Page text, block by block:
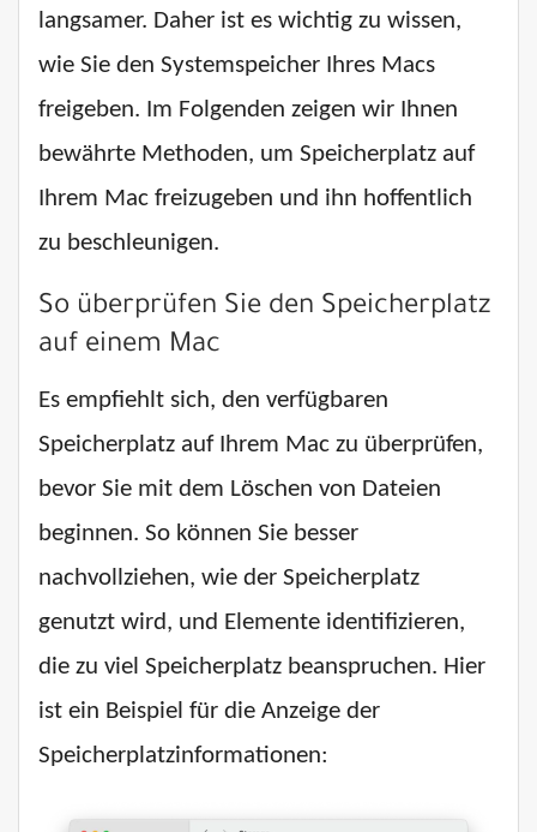
langsamer. Daher ist es wichtig zu wissen,
wie Sie den Systemspeicher Ihres Macs
freigeben. Im Folgenden zeigen wir Ihnen
bewährte Methoden, um Speicherplatz auf
Ihrem Mac freizugeben und ihn hoffentlich
zu beschleunigen.
So überprüfen Sie den Speicherplatz
auf einem Mac
Es empfiehlt sich, den verfügbaren
Speicherplatz auf Ihrem Mac zu überprüfen,
bevor Sie mit dem Löschen von Dateien
beginnen. So können Sie besser
nachvollziehen, wie der Speicherplatz
genutzt wird, und Elemente identifizieren,
die zu viel Speicherplatz beanspruchen. Hier
ist ein Beispiel für die Anzeige der
Speicherplatzinformationen: